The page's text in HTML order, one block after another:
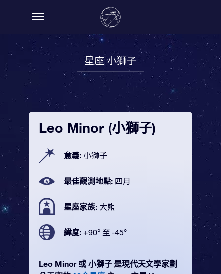
星座 小獅子
Leo Minor (小獅子)
意義: 小獅子
最佳觀測地點: 四月
星座家族: 大熊
緯度: +90° 至 -45°
Leo Minor 或 小獅子 是現代天文學家劃